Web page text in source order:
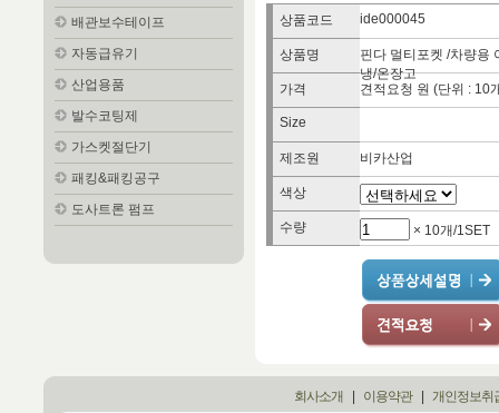
배관보수테이프
자동급유기
산업용품
발수코팅제
가스켓절단기
패킹&패킹공구
도사트론 펌프
상품코드 ide000045
상품명
핀다 멀티포켓 /차량용
냉/온장고
가격
견적요청 원 (단위 : 10
Size
제조원 비카산업
색상
수량 × 10개/1SET
회사소개 이용약관| 개인정보취